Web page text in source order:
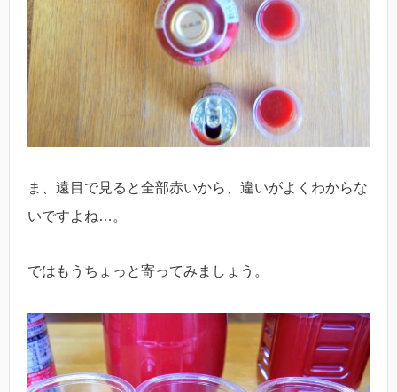
ま、遠目で見ると全部赤いから、違いがよくわからな
いですよね…。
ではもうちょっと寄ってみましょう。